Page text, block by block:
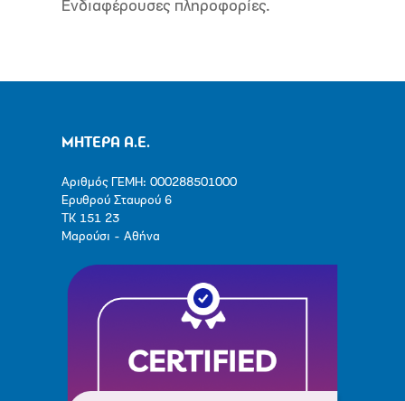
Ενδιαφέρουσες πληροφορίες.
ΜΗΤΕΡΑ Α.Ε.
Αριθμός ΓΕΜΗ: 000288501000
Ερυθρού Σταυρού 6
ΤΚ 151 23
Μαρούσι - Αθήνα